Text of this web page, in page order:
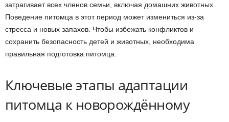
затрагивает всех членов семьи, включая домашних животных.
Поведение питомца в этот период может измениться из-за
стресса и новых запахов. Чтобы избежать конфликтов и
сохранить безопасность детей и животных, необходима
правильная подготовка питомца.
Ключевые этапы адаптации
питомца к новорождённому